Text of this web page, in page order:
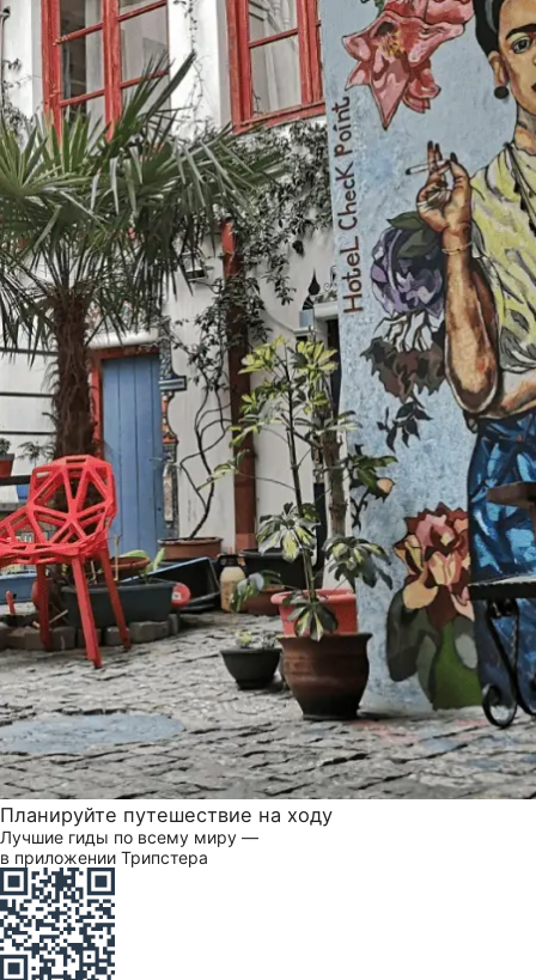
Планируйте путешествие на ходу
Лучшие гиды по всему миру —
в приложении Трипстера